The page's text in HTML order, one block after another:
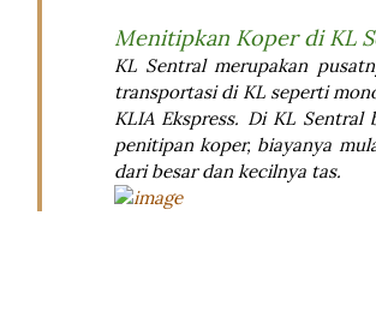
Menitipkan Koper di KL
KL Sentral merupakan
transportasi di KL seperti
KLIA Ekspress. Di KL Sentral
penitipan koper, biayanya
dari besar dan kecilnya tas.